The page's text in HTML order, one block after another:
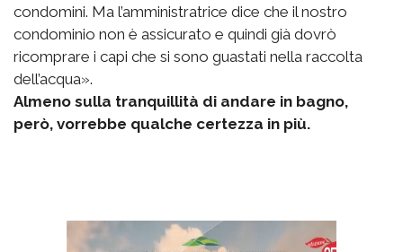
condomini. Ma l’amministratrice dice che il nostro
condominio non è assicurato e quindi già dovrò
ricomprare i capi che si sono guastati nella raccolta
dell’acqua».
Almeno sulla tranquillità di andare in bagno,
però, vorrebbe qualche certezza in più.